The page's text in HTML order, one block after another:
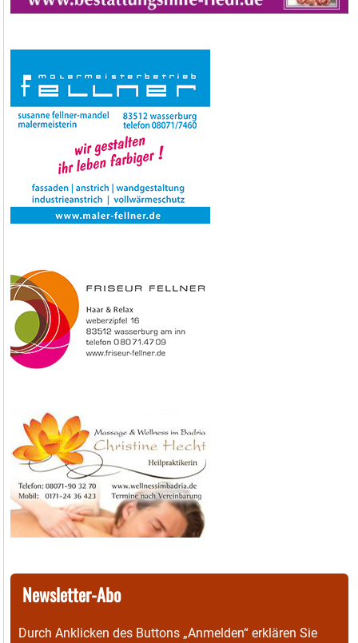
Newsletter-Abo
Durch Anklicken des Buttons „Anmelden“ erklären Sie